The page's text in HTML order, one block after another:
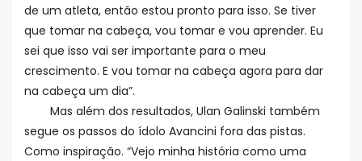
de um atleta, então estou pronto para isso. Se tiver
que tomar na cabeça, vou tomar e vou aprender. Eu
sei que isso vai ser importante para o meu
crescimento. E vou tomar na cabeça agora para dar
na cabeça um dia”.
Mas além dos resultados, Ulan Galinski também
segue os passos do ídolo Avancini fora das pistas.
Como inspiração. “Vejo minha história como uma